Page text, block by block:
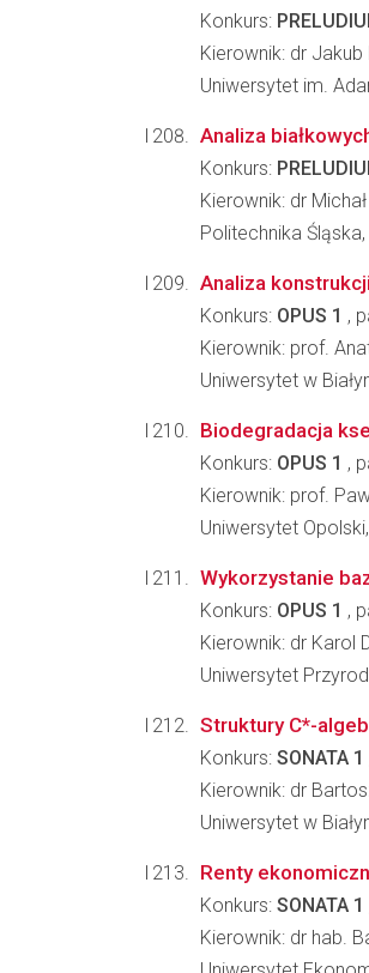
Konkurs:
Kierownik: dr Jakub
Uniwersytet im.
Analiza
Konkurs:
Kierownik: dr
Politechnika
Analiza
Konkurs: OPUS 1 ,
Kierownik: prof.
Uniwersytet w
Biodegradacja
Konkurs: OPUS 1 ,
Kierownik: prof.
Uniwersytet
Wykorzystanie
Konkurs: OPUS 1 ,
Kierownik: dr Karol
Uniwersytet
Struktury C*-
Konkurs: SONATA 1
Kierownik: dr
Uniwersytet w
Renty
Konkurs: SONATA 1
Kierownik: dr hab.